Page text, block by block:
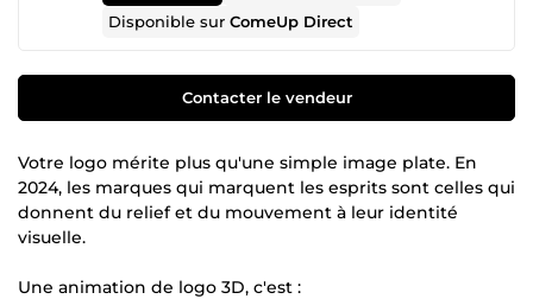
Disponible surComeUp Direct
Contacter le vendeur
Votre logo mérite plus qu'une simple image plate. En
2024, les marques qui marquent les esprits sont celles qui
donnent du relief et du mouvement à leur identité
visuelle.
Une animation de logo 3D, c'est :